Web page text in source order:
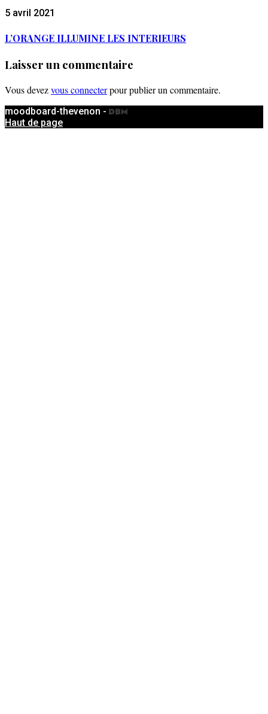
5 avril 2021
L’ORANGE ILLUMINE LES INTERIEURS
Laisser un commentaire
Vous devezvous connecterpour publier un commentaire.
moodboard-thevenon -
Haut de page